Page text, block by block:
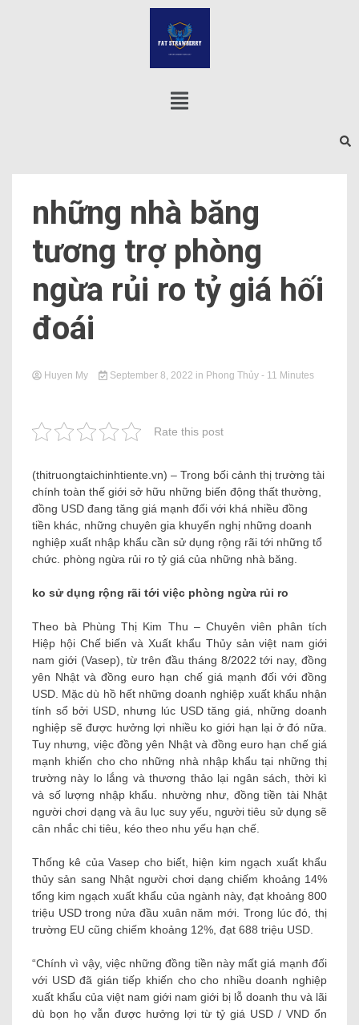
những nhà băng
tương trợ phòng
ngừa rủi ro tỷ giá hối
đoái
Huyen My September 8, 2022 in Phong Thủy - 11 Minutes
Rate this post
(thitruongtaichinhtiente.vn) – Trong bối cảnh thị trường tài
chính toàn thế giới sở hữu những biến động thất thường,
đồng USD đang tăng giá mạnh đối với khá nhiều đồng
tiền khác, những chuyên gia khuyến nghị những doanh
nghiệp xuất nhập khẩu cần sử dụng rộng rãi tới những tổ
chức. phòng ngừa rủi ro tỷ giá của những nhà băng.
ko sử dụng rộng rãi tới việc phòng ngừa rủi ro
Theo bà Phùng Thị Kim Thu – Chuyên viên phân tích
Hiệp hội Chế biến và Xuất khẩu Thủy sản việt nam giới
nam giới (Vasep), từ trên đầu tháng 8/2022 tới nay, đồng
yên Nhật và đồng euro hạn chế giá mạnh đối với đồng
USD. Mặc dù hồ hết những doanh nghiệp xuất khẩu nhận
tính sổ bởi USD, nhưng lúc USD tăng giá, những doanh
nghiệp sẽ được hưởng lợi nhiều ko giới hạn lại ở đó nữa.
Tuy nhưng, việc đồng yên Nhật và đồng euro hạn chế giá
mạnh khiến cho cho những nhà nhập khẩu tại những thị
trường này lo lắng và thương thảo lại ngân sách, thời kì
và số lượng nhập khẩu. nhường như, đồng tiền tài Nhật
người chơi dạng và âu lục suy yếu, người tiêu sử dụng sẽ
cân nhắc chi tiêu, kéo theo nhu yếu hạn chế.
Thống kê của Vasep cho biết, hiện kim ngạch xuất khẩu
thủy sản sang Nhật người chơi dạng chiếm khoảng 14%
tổng kim ngạch xuất khẩu của ngành này, đạt khoảng 800
triệu USD trong nửa đầu xuân năm mới. Trong lúc đó, thị
trường EU cũng chiếm khoảng 12%, đạt 688 triệu USD.
“Chính vì vậy, việc những đồng tiền này mất giá mạnh đối
với USD đã gián tiếp khiến cho cho nhiều doanh nghiệp
xuất khẩu của việt nam giới nam giới bị lỗ doanh thu và lãi
dù bọn họ vẫn được hưởng lợi từ tỷ giá USD / VND ổn